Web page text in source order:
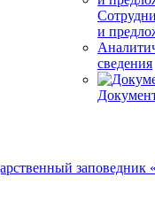
и
сведения